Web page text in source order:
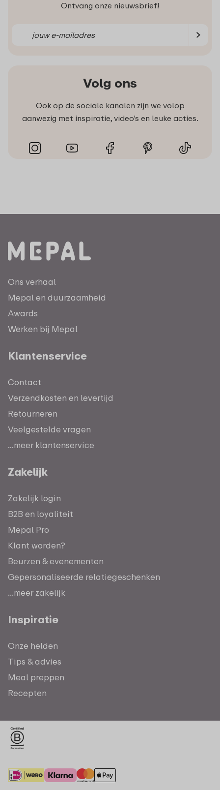
Ontvang onze nieuwsbrief!
Volg ons
Ook op de sociale kanalen zijn we volop
aanwezig met inspiratie, video’s en leuke acties.
Ons verhaal
Mepal en duurzaamheid
Awards
Werken bij Mepal
Klantenservice
Contact
Verzendkosten en levertijd
Retourneren
Veelgestelde vragen
...meer klantenservice
Zakelijk
Zakelijk login
B2B en loyaliteit
Mepal Pro
Klant worden?
Beurzen & evenementen
Gepersonaliseerde relatiegeschenken
...meer zakelijk
Inspiratie
Onze helden
Tips & advies
Meal preppen
Recepten